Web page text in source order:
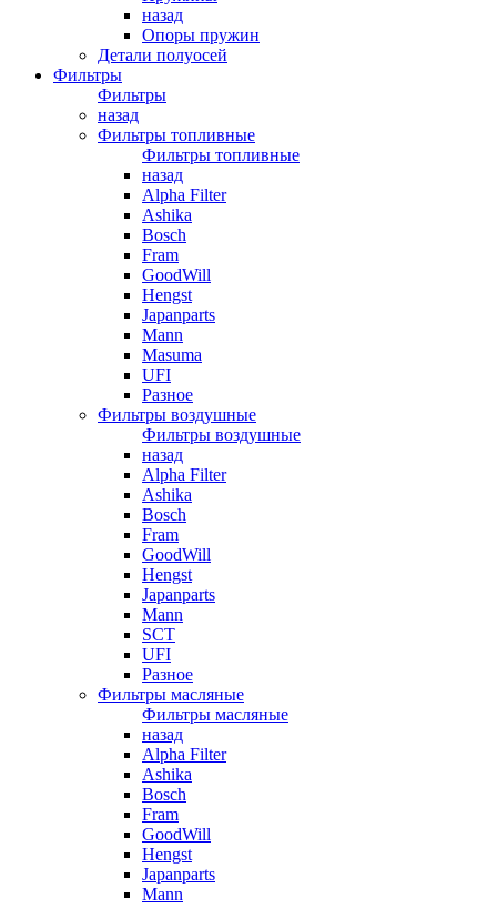
назад
Опоры пружин
Детали полуосей
Фильтры
Фильтры
назад
Фильтры топливные
Фильтры топливные
назад
Alpha Filter
Ashika
Bosch
Fram
GoodWill
Hengst
Japanparts
Mann
Masuma
UFI
Разное
Фильтры воздушные
Фильтры воздушные
назад
Alpha Filter
Ashika
Bosch
Fram
GoodWill
Hengst
Japanparts
Mann
SCT
UFI
Разное
Фильтры масляные
Фильтры масляные
назад
Alpha Filter
Ashika
Bosch
Fram
GoodWill
Hengst
Japanparts
Mann